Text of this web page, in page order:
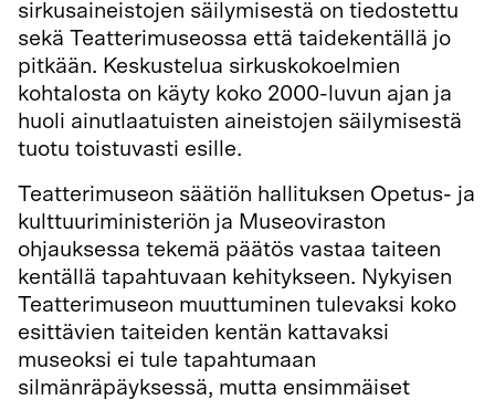
sirkusaineistojen säilymisestä on tiedostettu
sekä Teatterimuseossa että taidekentällä jo
pitkään. Keskustelua sirkuskokoelmien
kohtalosta on käyty koko 2000-luvun ajan ja
huoli ainutlaatuisten aineistojen säilymisestä
tuotu toistuvasti esille.
Teatterimuseon säätiön hallituksen Opetus- ja
kulttuuriministeriön ja Museoviraston
ohjauksessa tekemä päätös vastaa taiteen
kentällä tapahtuvaan kehitykseen. Nykyisen
Teatterimuseon muuttuminen tulevaksi koko
esittävien taiteiden kentän kattavaksi
museoksi ei tule tapahtumaan
silmänräpäyksessä, mutta ensimmäiset